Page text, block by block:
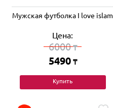
Мужская футболка I love islam
Цена:
6000₸
5490 ₸
Купить